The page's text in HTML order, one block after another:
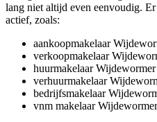
lang niet altijd even eenvoudig.
actief, zoals:
aankoopmakelaar
verkoopmakelaar
huurmakelaar Wijdewormer
verhuurmakelaar
bedrijfsmakelaar
vnm makelaar Wijdewormer